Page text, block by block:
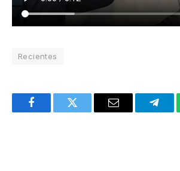
Recientes
FacebookTwitter Email